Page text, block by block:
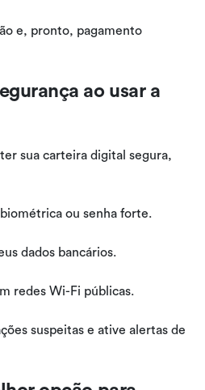
e, pronto, pagamento
ao usar a
sua carteira digital segura,
ou senha forte.
dados bancários.
redes Wi-Fi públicas.
suspeitas e ative alertas de